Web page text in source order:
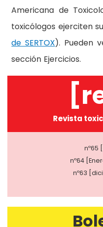
Americana de
toxicólogos ejerciten
de SERTOX). Pueden
sección Ejercicios.
Revista
nº65
nº64
nº63